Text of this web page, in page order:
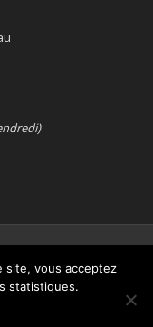
-Mentions
site, vous acceptez
statistiques.